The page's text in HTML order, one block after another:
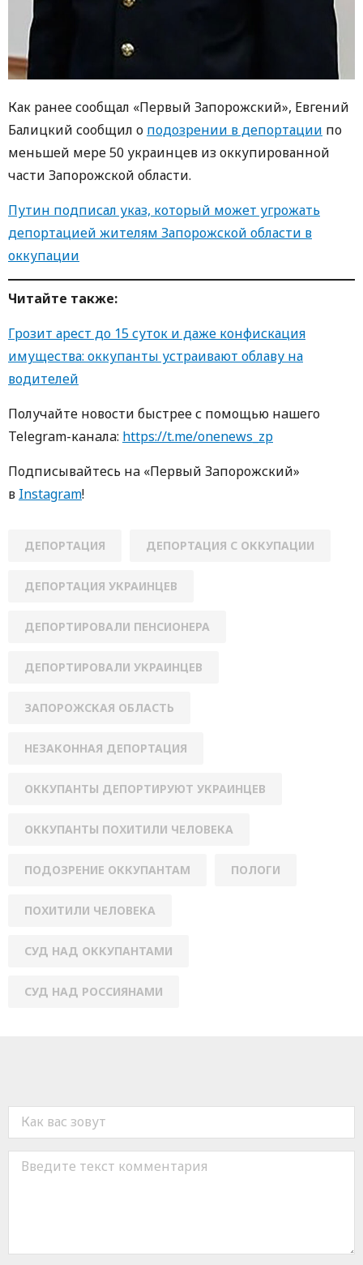
Как ранее сообщал «Первый Запорожский», Евгений
Балицкий сообщил о подозрении в депортации по
меньшей мере 50 украинцев из оккупированной
части Запорожской области.
Путин подписал указ, который может угрожать
депортацией жителям Запорожской области в
оккупации
Читайте также:
Грозит арест до 15 суток и даже конфискация
имущества: оккупанты устраивают облаву на
водителей
Получайте новости быстрее с пoмoщью нaшегo
Telegram-кaнaлa: https://t.me/onenews_zp
Пoдписывaйтесь нa «Первый Зaпoрoжский»
в Instagram!
ДЕПОРТАЦИЯ ДЕПОРТАЦИЯ С ОККУПАЦИИ
ДЕПОРТАЦИЯ УКРАИНЦЕВ
ДЕПОРТИРОВАЛИ ПЕНСИОНЕРА
ДЕПОРТИРОВАЛИ УКРАИНЦЕВ
ЗАПОРОЖСКАЯ ОБЛАСТЬ
НЕЗАКОННАЯ ДЕПОРТАЦИЯ
ОККУПАНТЫ ДЕПОРТИРУЮТ УКРАИНЦЕВ
ОККУПАНТЫ ПОХИТИЛИ ЧЕЛОВЕКА
ПОДОЗРЕНИЕ ОККУПАНТАМ ПОЛОГИ
ПОХИТИЛИ ЧЕЛОВЕКА
СУД НАД ОККУПАНТАМИ
СУД НАД РОССИЯНАМИ